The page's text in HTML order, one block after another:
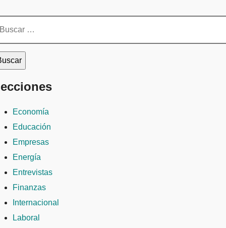
Economía
Educación
Empresas
Energía
Entrevistas
Finanzas
Internacional
Laboral